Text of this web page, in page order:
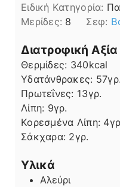
Ειδική Κατηγορία:
Μερίδες: 8 Σεφ:
Διατροφική
Θερμίδες: 340kcal
Υδατάνθρακες: 57γρ.
Πρωτεΐνες: 13γρ.
Λίπη
Λίπη: 9γρ.
Κορεσμένα Λίπη: 4
Σάκχαρα: 2γρ.
Υλικά
Αλεύρι